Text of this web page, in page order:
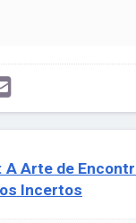
A Arte de
Incertos